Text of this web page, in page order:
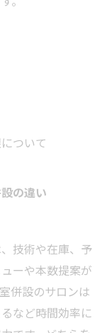
ついて
の違い
技術や在庫、予
ーや本数提案が
併設のサロンは
など時間効率に